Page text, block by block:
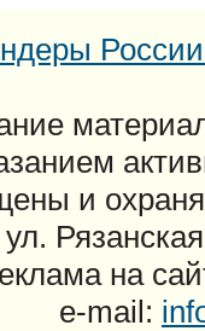
и
ул.
на
e-mail: